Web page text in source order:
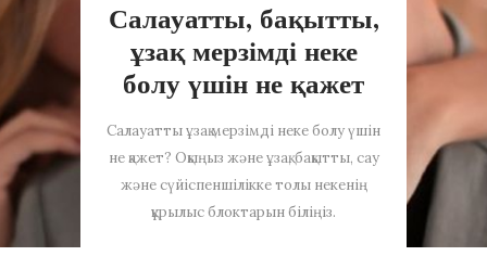
Салауатты, бақытты,
ұзақ мерзімді неке
болу үшін не қажет
Салауатты ұзақ мерзімді неке болу үшін
не қажет? Оқыңыз және ұзақ, бақытты, сау
және сүйіспеншілікке толы некенің
құрылыс блоктарын біліңіз.